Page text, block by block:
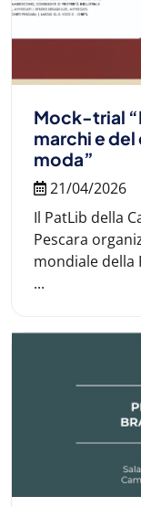
Mock-trial
marchi e
moda”
21/04/2026
Il PatLib della
Pescara
mondiale
...